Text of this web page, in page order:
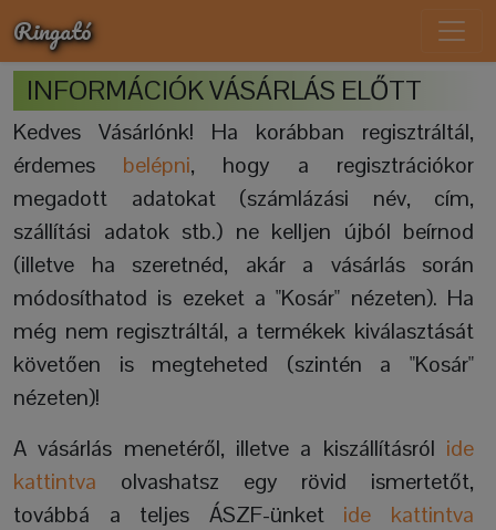
Ringató
INFORMÁCIÓK VÁSÁRLÁS ELŐTT
Kedves Vásárlónk! Ha korábban regisztráltál,
érdemes belépni, hogy a regisztrációkor
megadott adatokat (számlázási név, cím,
szállítási adatok stb.) ne kelljen újból beírnod
(illetve ha szeretnéd, akár a vásárlás során
módosíthatod is ezeket a "Kosár" nézeten). Ha
még nem regisztráltál, a termékek kiválasztását
követően is megteheted (szintén a "Kosár"
nézeten)!
A vásárlás menetéről, illetve a kiszállításról ide
kattintva olvashatsz egy rövid ismertetőt,
továbbá a teljes ÁSZF-ünket ide kattintva